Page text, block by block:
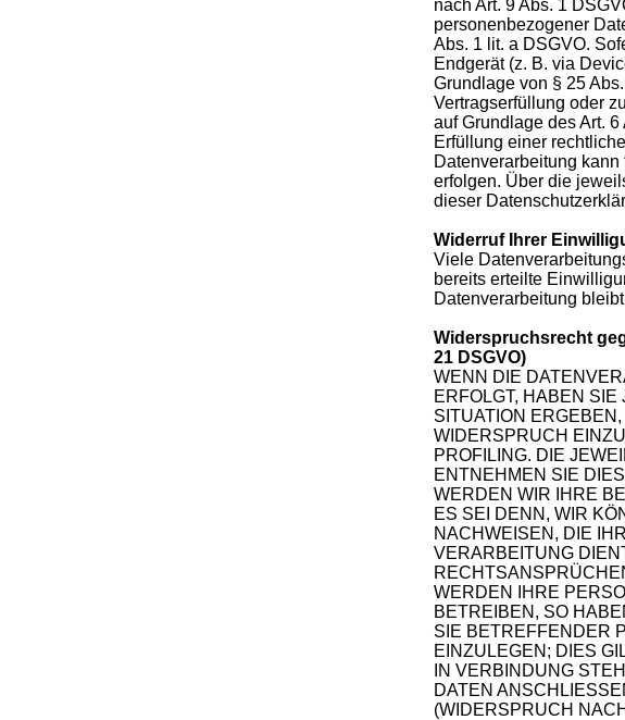
nach Art. 9 Abs. 1
personenbezogener
Abs. 1 lit. a DSGVO.
Endgerät (z. B. via
Grundlage von § 25
Vertragserfüllung oder
auf Grundlage des Art.
Erfüllung einer
Datenverarbeitung
erfolgen. Über die
dieser
Widerruf Ihrer
Viele
bereits erteilte
Datenverarbeitung
Widerspruchsrecht
21 DSGVO)
WENN DIE
ERFOLGT, HABEN
SITUATION
WIDERSPRUCH
PROFILING. DIE
ENTNEHMEN SIE
WERDEN WIR IHRE
ES SEI DENN, WIR
NACHWEISEN, DIE
VERARBEITUNG
WERDEN IHRE
BETREIBEN, SO
SIE BETREFFENDER
EINZULEGEN; DIES
IN VERBINDUNG
DATEN
(WIDERSPRUCH